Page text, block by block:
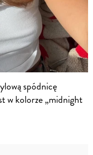
spódnicę
w kolorze „midnight